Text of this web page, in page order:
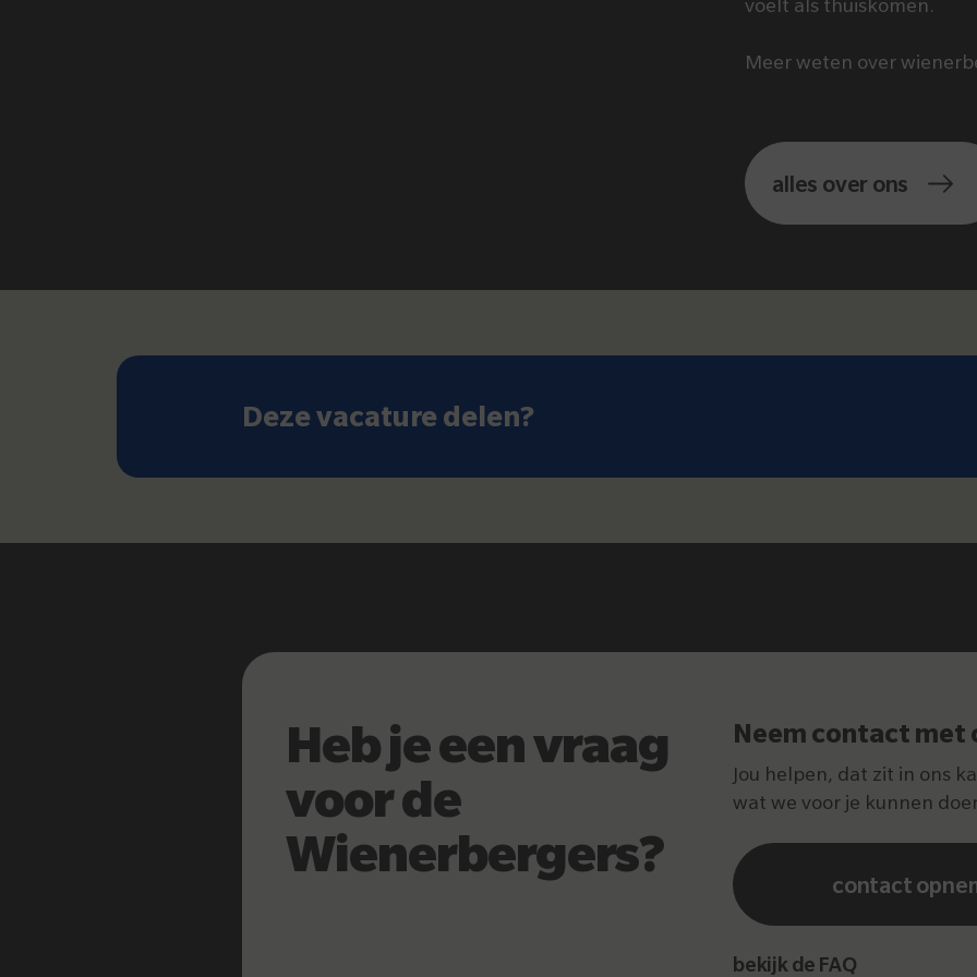
Meer weten over
alles over ons
Deze vacature delen?
Heb je een vraag
voor de
Wienerbergers?
Neem contact met
Jou helpen, dat zit in ons
wat we voor je kunnen
contact
bekijk de FAQ